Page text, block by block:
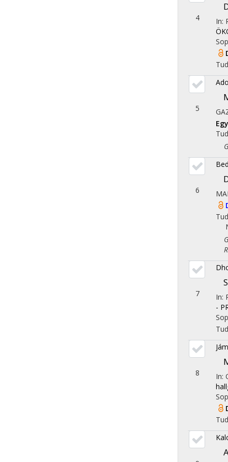
4 In:
5
6
7 In:
-
8 In: